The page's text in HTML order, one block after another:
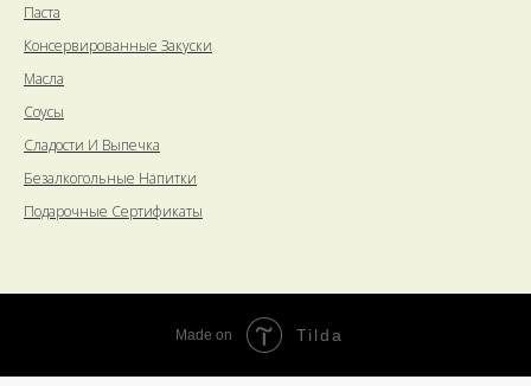
Паста
Консервированные Закуски
Масла
Соусы
Сладости И Выпечка
Безалкогольные Напитки
Подарочные Сертификаты
Made on Tilda